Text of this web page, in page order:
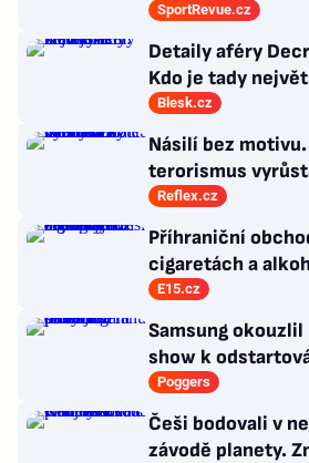
kolonii v Ottawě
SportRevue.cz
Detaily aféry
Kdo je tady
Blesk.cz
Násilí bez
terorismus
koutů internetu a
Reflex.cz
Příhraniční
cigaretách a
jezdí nakupovat
E15.cz
Samsung okouzlil
show k
nových produktů
Poggers
Češi bodovali v
závodě planety.